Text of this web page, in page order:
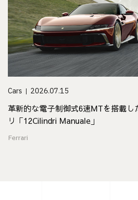
Cars 2026.07.15
革新的な電子制御式6速MTを搭載し
リ「12Cilindri Manuale」
Ferrari